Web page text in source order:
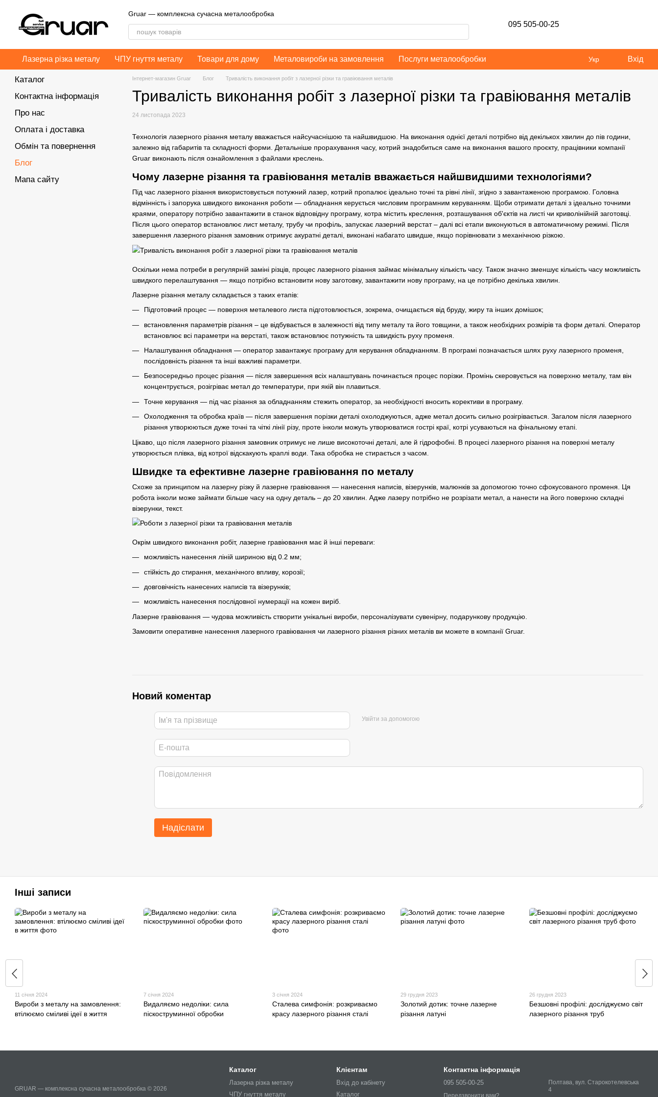
Gruar — комплексна сучасна металообробка
095 505-00-25
Лазерна різка металу ЧПУ гнуття металу Товари для дому Металовироби на замовлення Послуги металообробки Укр Вхід
Інтернет-магазин Gruar Блог Тривалість виконання робіт з лазерної різки та гравіювання металів
Тривалість виконання робіт з лазерної різки та гравіювання металів
24 листопада 2023
Технологія лазерного різання металу вважається найсучаснішою та найшвидшою. На виконання однієї деталі потрібно від декількох хвилин до пів години,
залежно від габаритів та складності форми. Детальніше прорахування часу, котрий знадобиться саме на виконання вашого проєкту, працівники компанії
Gruar виконають після ознайомлення з файлами креслень.
Чому лазерне різання та гравіювання металів вважається найшвидшими технологіями?
Під час лазерного різання використовується потужний лазер, котрий пропалює ідеально точні та рівні лінії, згідно з завантаженою програмою. Головна
відмінність і запорука швидкого виконання роботи — обладнання керується числовим програмним керуванням. Щоби отримати деталі з ідеально точними
краями, оператору потрібно завантажити в станок відповідну програму, котра містить креслення, розташування об'єктів на листі чи криволінійній заготовці.
Після цього оператор встановлює лист металу, трубу чи профіль, запускає лазерний верстат – далі всі етапи виконуються в автоматичному режимі. Після
завершення лазерного різання замовник отримує акуратні деталі, виконані набагато швидше, якщо порівнювати з механічною різкою.
Оскільки нема потреби в регулярній заміні різців, процес лазерного різання займає мінімальну кількість часу. Також значно зменшує кількість часу можливість
швидкого перелаштування — якщо потрібно встановити нову заготовку, завантажити нову програму, на це потрібно декілька хвилин.
Лазерне різання металу складається з таких етапів:
Підготовчий процес — поверхня металевого листа підготовлюється, зокрема, очищається від бруду, жиру та інших домішок;
встановлення параметрів різання – це відбувається в залежності від типу металу та його товщини, а також необхідних розмірів та форм деталі. Оператор
встановлює всі параметри на верстаті, також встановлює потужність та швидкість руху променя.
Налаштування обладнання — оператор завантажує програму для керування обладнанням. В програмі позначається шлях руху лазерного променя,
послідовність різання та інші важливі параметри.
Безпосередньо процес різання — після завершення всіх налаштувань починається процес порізки. Промінь скеровується на поверхню металу, там він
концентрується, розігріває метал до температури, при якій він плавиться.
Точне керування — під час різання за обладнанням стежить оператор, за необхідності вносить корективи в програму.
Охолодження та обробка країв — після завершення порізки деталі охолоджуються, адже метал досить сильно розігрівається. Загалом після лазерного
різання утворюються дуже точні та чіткі лінії різу, проте інколи можуть утворюватися гострі краї, котрі усуваються на фінальному етапі.
Цікаво, що після лазерного різання замовник отримує не лише високоточні деталі, але й гідрофобні. В процесі лазерного різання на поверхні металу
утворюється плівка, від котрої відскакують краплі води. Така обробка не стирається з часом.
Швидке та ефективне лазерне гравіювання по металу
Схоже за принципом на лазерну різку й лазерне гравіювання — нанесення написів, візерунків, малюнків за допомогою точно сфокусованого променя. Ця
робота інколи може займати більше часу на одну деталь – до 20 хвилин. Адже лазеру потрібно не розрізати метал, а нанести на його поверхню складні
візерунки, текст.
Окрім швидкого виконання робіт, лазерне гравіювання має й інші переваги:
можливість нанесення ліній шириною від 0.2 мм;
стійкість до стирання, механічного впливу, корозії;
довговічність нанесених написів та візерунків;
можливість нанесення послідовної нумерації на кожен виріб.
Лазерне гравіювання — чудова можливість створити унікальні вироби, персоналізувати сувенірну, подарункову продукцію.
Замовити оперативне нанесення лазерного гравіювання чи лазерного різання різних металів ви можете в компанії Gruar.
Новий коментар
Увійти за допомогою
Надіслати
Каталог
Контактна інформація
Про нас
Оплата і доставка
Обмін та повернення
Блог
Мапа сайту
Інші записи
11 січня 2024
Вироби з металу на замовлення:
втілюємо сміливі ідеї в життя
7 січня 2024
Видаляємо недоліки: сила
піскоструминної обробки
3 січня 2024
Сталева симфонія: розкриваємо
красу лазерного різання сталі
29 грудня 2023
Золотий дотик: точне лазерне
різання латуні
26 грудня 2023
Безшовні профілі: досліджуємо світ
лазерного різання труб
GRUAR — комплексна сучасна металообробка © 2026
Каталог
Лазерна різка металу
ЧПУ гнуття металу
Клієнтам
Вхід до кабінету
Каталог
Контактна інформація
095 505-00-25
Полтава, вул. Старокотелевська
4